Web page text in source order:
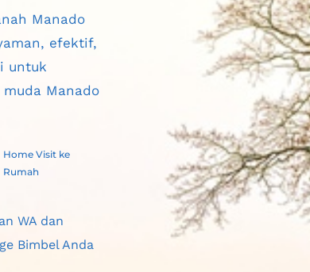
Manado
efektif,
untuk
muda Manado
Home Visit ke
Rumah
WA dan
Bimbel Anda